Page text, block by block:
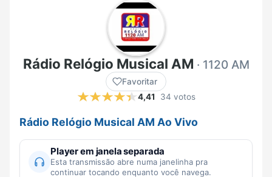
Rádio Relógio Musical AM · 1120 AM
Favoritar
4,41
34 votos
Rádio Relógio Musical AM Ao Vivo
Player em janela separada
Esta transmissão abre numa janelinha pra
continuar tocando enquanto você navega.